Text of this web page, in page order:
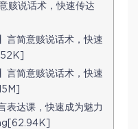
赅说话术，快速传达
言简意赅说话术，快速
言简意赅说话术，快速
表达课，快速成为魅力